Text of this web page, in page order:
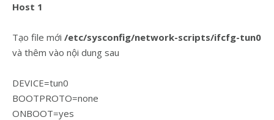
Host 1
Tạo file mới /etc/sysconfig/network-scripts/ifcfg-tun0
và thêm vào nội dung sau
DEVICE=tun0
BOOTPROTO=none
ONBOOT=yes